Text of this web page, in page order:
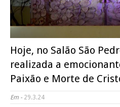
Hoje, no Salão São
realizada a
Paixão e Morte de
Em - 29.3.24